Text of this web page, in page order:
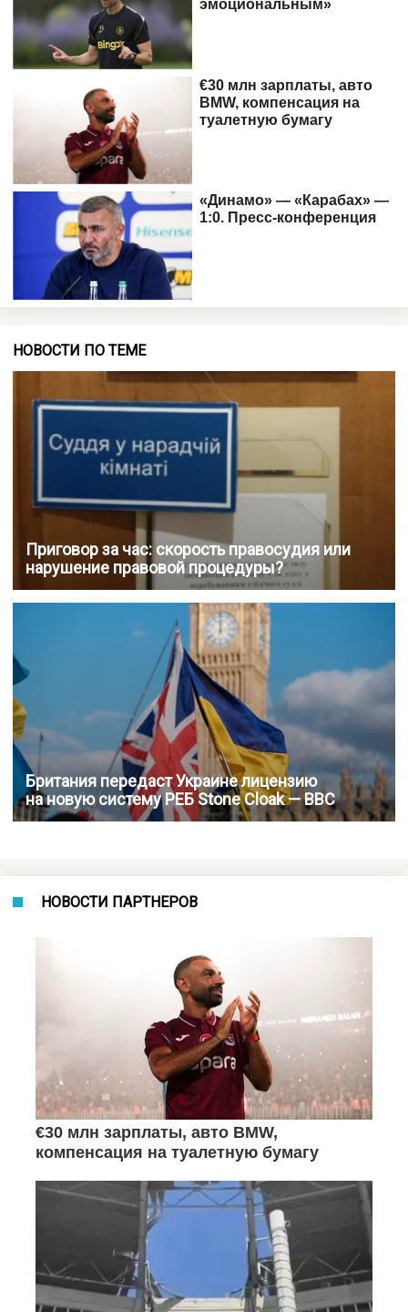
НОВОСТИ ПО ТЕМЕ
Приговор за час: скорость правосудия или
нарушение правовой процедуры?
Британия передаст Украине лицензию
на новую систему РЕБ Stone Cloak — BBC
НОВОСТИ ПАРТНЕРОВ